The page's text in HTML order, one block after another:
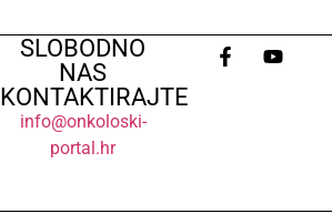
SLOBODNO
NAS
KONTAKTIRAJTE
info@onkoloski-
portal.hr